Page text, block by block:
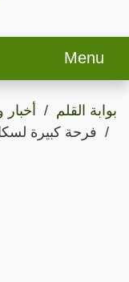
Menu
بوابة القلم
فرحة كبيرة